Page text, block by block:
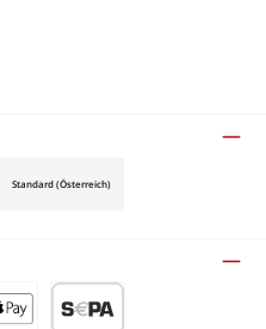
Standard (Österreich)